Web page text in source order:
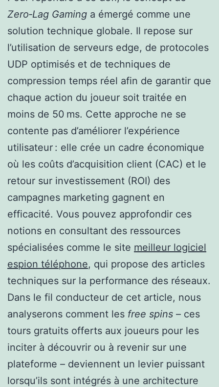
Zero‑Lag Gaming a émergé comme une
solution technique globale. Il repose sur
l’utilisation de serveurs edge, de protocoles
UDP optimisés et de techniques de
compression temps réel afin de garantir que
chaque action du joueur soit traitée en
moins de 50 ms. Cette approche ne se
contente pas d’améliorer l’expérience
utilisateur : elle crée un cadre économique
où les coûts d’acquisition client (CAC) et le
retour sur investissement (ROI) des
campagnes marketing gagnent en
efficacité. Vous pouvez approfondir ces
notions en consultant des ressources
spécialisées comme le site meilleur logiciel
espion téléphone, qui propose des articles
techniques sur la performance des réseaux.
Dans le fil conducteur de cet article, nous
analyserons comment les free spins – ces
tours gratuits offerts aux joueurs pour les
inciter à découvrir ou à revenir sur une
plateforme – deviennent un levier puissant
lorsqu’ils sont intégrés à une architecture